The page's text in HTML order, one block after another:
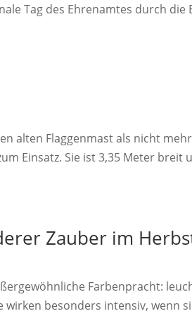
Tag des Ehrenamtes durch die
alten Flaggenmast als nicht
Einsatz. Sie ist 3,35 Meter
Zauber im
Farbenpracht:
wirken besonders intensiv,